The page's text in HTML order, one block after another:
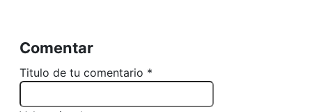
Comentar
Titulo de tu comentario *